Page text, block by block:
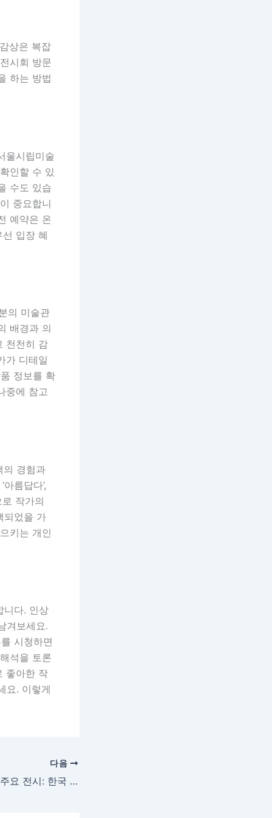
상은 복잡
시회 방문
하는 방법
울시립미술
인할 수 있
수도 있습
중요합니
예약은 온
입장 혜
의 미술관
배경과 의
천천히 감
가 디테일
정보를 확
중에 참고
의 경험과
름답다’,
로 작가의
되었을 가
키는 개인
니다. 인상
겨보세요.
시청하면
석을 토론
좋아한 작
요. 이렇게
다음
2024 서울 미술관 주요 전시: 한국 현대미술의 새로운 경향